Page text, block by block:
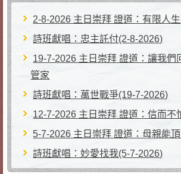
2-8-2026 主日崇拜 證道：有限人
詩班獻唱：忠主託付(2-8-2026)
19-7-2026 主日崇拜 證道：讓我們
管家
詩班獻唱：萬世戰爭(19-7-2026)
12-7-2026 主日崇拜 證道：信而不
5-7-2026 主日崇拜 證道：母親能
詩班獻唱：妙愛找我(5-7-2026)